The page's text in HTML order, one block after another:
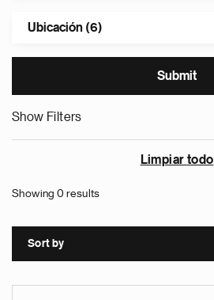
Ubicación (6)
Show Filters
Limpiar todo
Showing 0 results
Sort by